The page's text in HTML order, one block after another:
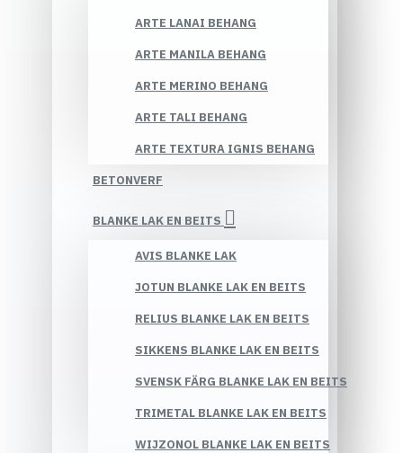
ARTE LANAI BEHANG
ARTE MANILA BEHANG
ARTE MERINO BEHANG
ARTE TALI BEHANG
ARTE TEXTURA IGNIS BEHANG
BETONVERF
BLANKE LAK EN BEITS
AVIS BLANKE LAK
JOTUN BLANKE LAK EN BEITS
RELIUS BLANKE LAK EN BEITS
SIKKENS BLANKE LAK EN BEITS
SVENSK FÄRG BLANKE LAK EN BEITS
TRIMETAL BLANKE LAK EN BEITS
WIJZONOL BLANKE LAK EN BEITS